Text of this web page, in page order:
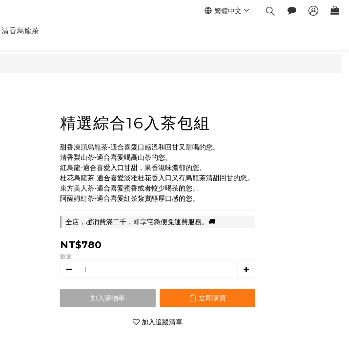
清香烏龍茶
繁體中文
精選綜合16入茶包組
甜香凍頂烏龍茶-適合喜愛口感溫和回甘又耐喝的您。
清香梨山茶-適合喜愛喝高山茶的您。
紅烏龍-適合喜愛入口甘甜，果香滋味濃郁的您。
桂花烏龍茶-適合喜愛淡雅桂花香入口又有烏龍茶清甜回甘的您。
東方美人茶-適合喜愛蜜香或者較少喝茶的您。
阿薩姆紅茶-適合喜愛紅茶紮實醇厚口感的您。
全店，💰消費滿二千，即享宅急便免運費服務。🚚
NT$780
數量
加入購物車 立即購買
加入追蹤清單